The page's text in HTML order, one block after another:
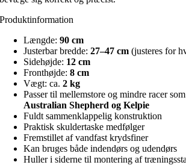
Produktinformation
Længde:90 cm
Justerbar bredde:27–47 cm (justeres for
Sidehøjde: 12 cm
Fronthøjde:8 cm
Vægt: ca.2 kg
Passer til mellemstore og mindre racer
Australian Shepherd og Kelpie
Fuldt sammenklappelig konstruktion
Praktisk skuldertaske medfølger
Fremstillet af vandfast krydsfiner
Kan bruges både indendørs og udendørs
Huller i siderne til montering af